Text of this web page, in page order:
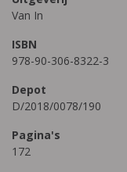
Van In
ISBN
978-90-306-8322-3
Depot
D/2018/0078/190
Pagina's
172